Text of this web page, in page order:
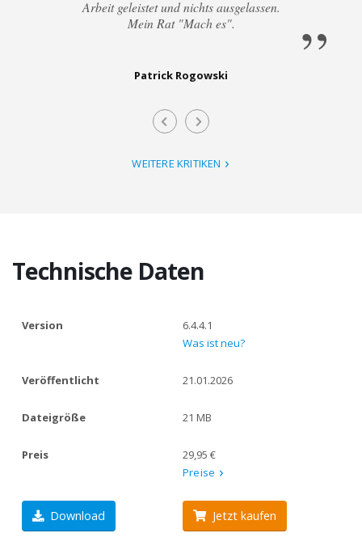
Arbeit geleistet und nichts ausgelassen.
Mein Rat "Mach es".
Patrick Rogowski
WEITERE KRITIKEN
Technische Daten
Version
6.4.4.1
Was ist neu?
Veröffentlicht 21.01.2026
Dateigröße 21 MB
Preis
29,95 €
Preise
Download Jetzt kaufen